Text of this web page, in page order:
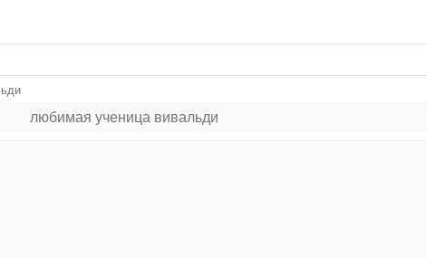
любимая ученица вивальди